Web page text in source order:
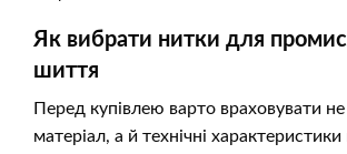
Як вибрати нитки для
шиття
Перед купівлею варто враховувати
матеріал, а й технічні